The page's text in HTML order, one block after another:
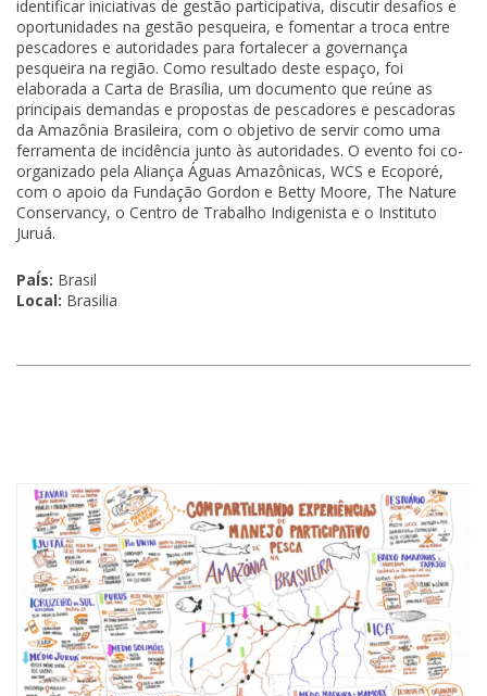
identificar iniciativas de gestão participativa, discutir desafios e
oportunidades na gestão pesqueira, e fomentar a troca entre
pescadores e autoridades para fortalecer a governança
pesqueira na região. Como resultado deste espaço, foi
elaborada a Carta de Brasília, um documento que reúne as
principais demandas e propostas de pescadores e pescadoras
da Amazônia Brasileira, com o objetivo de servir como uma
ferramenta de incidência junto às autoridades. O evento foi co-
organizado pela Aliança Águas Amazônicas, WCS e Ecoporé,
com o apoio da Fundação Gordon e Betty Moore, The Nature
Conservancy, o Centro de Trabalho Indigenista e o Instituto
Juruá.
PaÍs: Brasil
Local: Brasilia